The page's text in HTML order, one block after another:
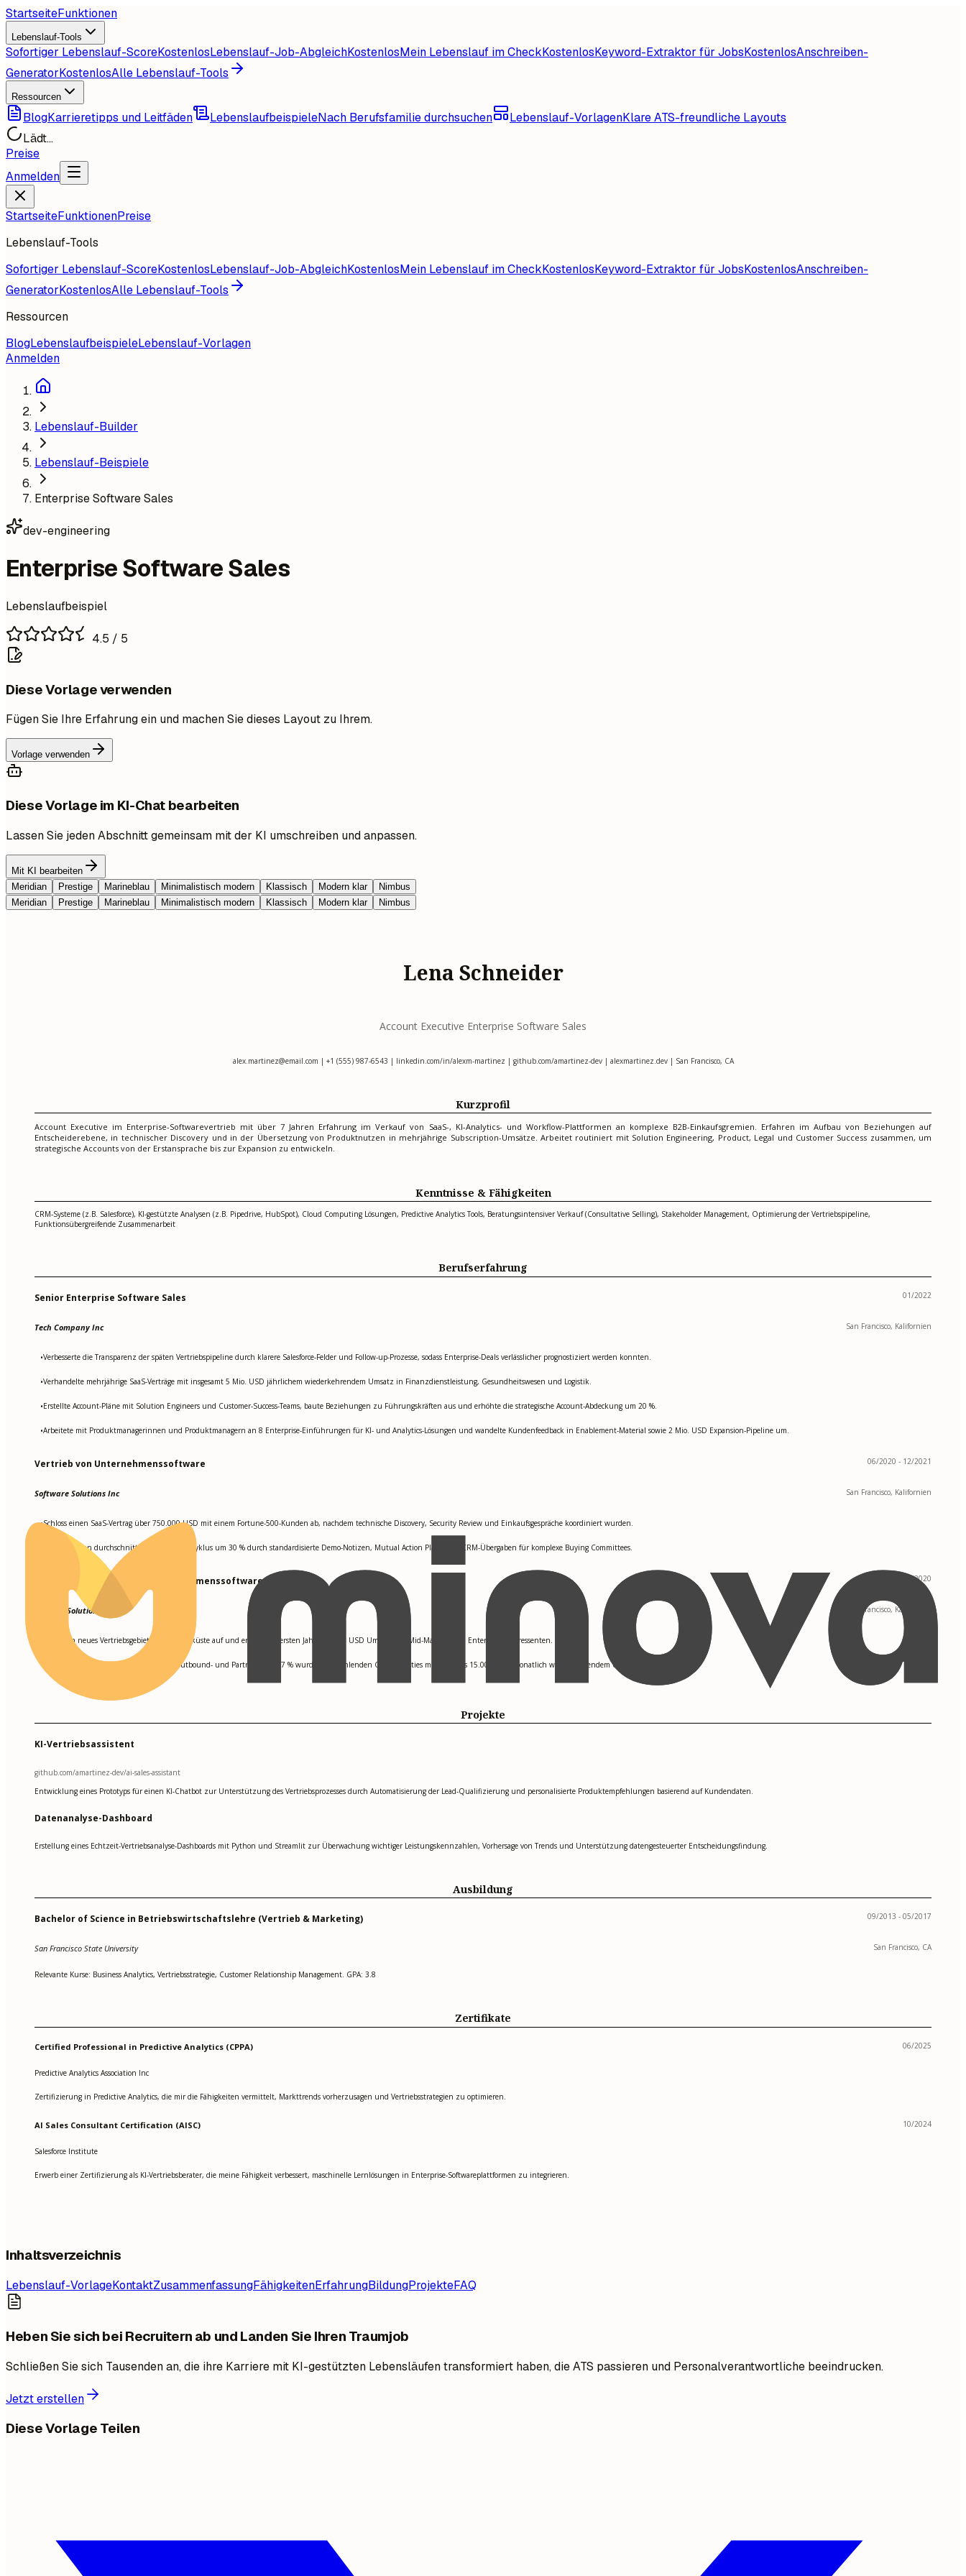
StartseiteFunktionen
Lebenslauf-Tools
Sofortiger Lebenslauf-ScoreKostenlosLebenslauf-Job-AbgleichKostenlosMein Lebenslauf im CheckKostenlosKeyword-Extraktor für JobsKostenlosAnschreiben-
GeneratorKostenlosAlle Lebenslauf-Tools
Ressourcen
BlogKarrieretipps und Leitfäden LebenslaufbeispieleNach Berufsfamilie durchsuchen Lebenslauf-VorlagenKlare ATS-freundliche Layouts
Lädt...
Preise
Anmelden
StartseiteFunktionenPreise
Lebenslauf-Tools
Sofortiger Lebenslauf-ScoreKostenlosLebenslauf-Job-AbgleichKostenlosMein Lebenslauf im CheckKostenlosKeyword-Extraktor für JobsKostenlosAnschreiben-
GeneratorKostenlosAlle Lebenslauf-Tools
Ressourcen
BlogLebenslaufbeispieleLebenslauf-Vorlagen
Anmelden
Lebenslauf-Builder
Lebenslauf-Beispiele
Enterprise Software Sales
dev-engineering
Enterprise Software Sales
Lebenslaufbeispiel
4.5 / 5
Diese Vorlage verwenden
Fügen Sie Ihre Erfahrung ein und machen Sie dieses Layout zu Ihrem.
Vorlage verwenden
Diese Vorlage im KI-Chat bearbeiten
Lassen Sie jeden Abschnitt gemeinsam mit der KI umschreiben und anpassen.
Mit KI bearbeiten
Meridian
Prestige Marineblau Minimalistisch modern Klassisch Modern klar
Nimbus
Meridian
Prestige Marineblau Minimalistisch modern Klassisch Modern klar Nimbus
Lena Schneider
Account Executive Enterprise Software Sales
alex.martinez@email.com | +1 (555) 987-6543 | linkedin.com/in/alexm-martinez | github.com/amartinez-dev | alexmartinez.dev | San Francisco, CA
Kurzprofil
Account Executive im Enterprise-Softwarevertrieb mit über 7 Jahren Erfahrung im Verkauf von SaaS-, KI-Analytics- und Workflow-Plattformen an komplexe B2B-Einkaufsgremien. Erfahren im Aufbau von Beziehungen auf
Entscheiderebene, in technischer Discovery und in der Übersetzung von Produktnutzen in mehrjährige Subscription-Umsätze. Arbeitet routiniert mit Solution Engineering, Product, Legal und Customer Success zusammen, um
strategische Accounts von der Erstansprache bis zur Expansion zu entwickeln.
Kenntnisse & Fähigkeiten
CRM-Systeme (z.B. Salesforce), KI-gestützte Analysen (z.B. Pipedrive, HubSpot), Cloud Computing Lösungen, Predictive Analytics Tools, Beratungsintensiver Verkauf (Consultative Selling), Stakeholder Management, Optimierung der Vertriebspipeline,
Funktionsübergreifende Zusammenarbeit
Berufserfahrung
Senior Enterprise Software Sales 01/2022
Tech Company Inc San Francisco, Kalifornien
•Verbesserte die Transparenz der späten Vertriebspipeline durch klarere Salesforce-Felder und Follow-up-Prozesse, sodass Enterprise-Deals verlässlicher prognostiziert werden konnten.
•Verhandelte mehrjährige SaaS-Verträge mit insgesamt 5 Mio. USD jährlichem wiederkehrendem Umsatz in Finanzdienstleistung, Gesundheitswesen und Logistik.
•Erstellte Account-Pläne mit Solution Engineers und Customer-Success-Teams, baute Beziehungen zu Führungskräften aus und erhöhte die strategische Account-Abdeckung um 20 %.
•Arbeitete mit Produktmanagerinnen und Produktmanagern an 8 Enterprise-Einführungen für KI- und Analytics-Lösungen und wandelte Kundenfeedback in Enablement-Material sowie 2 Mio. USD Expansion-Pipeline um.
Vertrieb von Unternehmenssoftware 06/2020 - 12/2021
Software Solutions Inc San Francisco, Kalifornien
•Schloss einen SaaS-Vertrag über 750.000 USD mit einem Fortune-500-Kunden ab, nachdem technische Discovery, Security Review und Einkaufsgespräche koordiniert wurden.
Verkürzte den durchschnittlichen Vertriebszyklus um 30 % durch standardisierte Demo-Notizen, Mutual Action Plans und CRM-Übergaben für komplexe Buying Committees.
Vertriebsmitarbeiter für Unternehmenssoftware 12/2018 - 06/2020
Startup Solutions LLC San Francisco, Kalifornien
Baute ein neues Vertriebsgebiet an der Westküste auf und erzielte im ersten Jahr 200.000 USD Umsatz mit Mid-Market- und Enterprise-Interessenten.
• Generierte und qualifizierte über 150 Outbound- und Partner-Leads; 7 % wurden zu zahlenden Opportunities mit mehr als 15.000 USD monatlich wiederkehrendem Umsatz.
Projekte
KI-Vertriebsassistent
github.com/amartinez-dev/ai-sales-assistant
Entwicklung eines Prototyps für einen KI-Chatbot zur Unterstützung des Vertriebsprozesses durch Automatisierung der Lead-Qualifizierung und personalisierte Produktempfehlungen basierend auf Kundendaten.
Datenanalyse-Dashboard
Erstellung eines Echtzeit-Vertriebsanalyse-Dashboards mit Python und Streamlit zur Überwachung wichtiger Leistungskennzahlen, Vorhersage von Trends und Unterstützung datengesteuerter Entscheidungsfindung.
Ausbildung
Bachelor of Science in Betriebswirtschaftslehre (Vertrieb & Marketing) 09/2013 - 05/2017
San Francisco State University San Francisco, CA
Relevante Kurse: Business Analytics, Vertriebsstrategie, Customer Relationship Management. GPA: 3.8
Zertifikate
Certified Professional in Predictive Analytics (CPPA) 06/2025
Predictive Analytics Association Inc
Zertifizierung in Predictive Analytics, die mir die Fähigkeiten vermittelt, Markttrends vorherzusagen und Vertriebsstrategien zu optimieren.
AI Sales Consultant Certification (AISC) 10/2024
Salesforce Institute
Erwerb einer Zertifizierung als KI-Vertriebsberater, die meine Fähigkeit verbessert, maschinelle Lernlösungen in Enterprise-Softwareplattformen zu integrieren.
Inhaltsverzeichnis
Lebenslauf-VorlageKontaktZusammenfassungFähigkeitenErfahrungBildungProjekteFAQ
Heben Sie sich bei Recruitern ab und Landen Sie Ihren Traumjob
Schließen Sie sich Tausenden an, die ihre Karriere mit KI-gestützten Lebensläufen transformiert haben, die ATS passieren und Personalverantwortliche beeindrucken.
Jetzt erstellen
Diese Vorlage Teilen